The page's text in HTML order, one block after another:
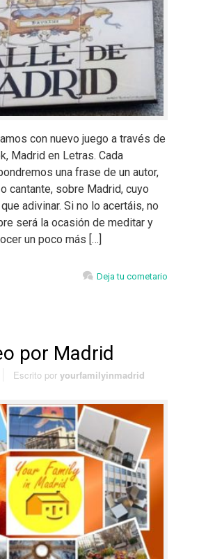
con nuevo juego a través de
Madrid en Letras. Cada
una frase de un autor,
cantante, sobre Madrid, cuyo
adivinar. Si no lo acertáis, no
será la ocasión de meditar y
un poco más […]
Deja tu cometario
por Madrid
Escrito por yourfamilyinmadrid